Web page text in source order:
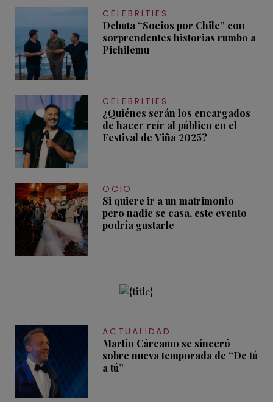
CELEBRITIES
Debuta “Socios por Chile” con
sorprendentes historias rumbo a
Pichilemu
CELEBRITIES
¿Quiénes serán los encargados
de hacer reír al público en el
Festival de Viña 2025?
OCIO
Si quiere ir a un matrimonio
pero nadie se casa, este evento
podría gustarle
ACTUALIDAD
Martín Cárcamo se sinceró
sobre nueva temporada de “De tú
a tú”